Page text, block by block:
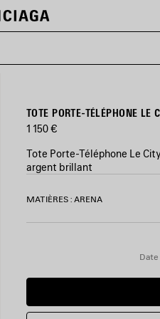
FAVORISTOTE PORTE-TÉLÉPHONE LE
1 150 €
Tote Porte-Téléphone Le
argent brillant
COULEURS
MATIÈRES : ARENA